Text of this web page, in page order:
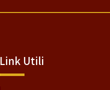
Link Utili